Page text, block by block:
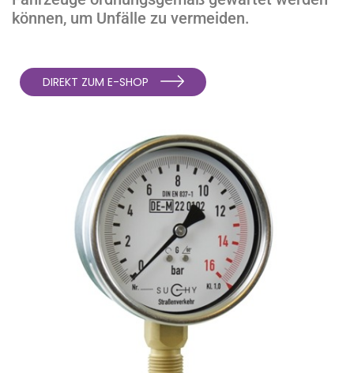
können, um Unfälle zu vermeiden.
DIREKT ZUM E-SHOP